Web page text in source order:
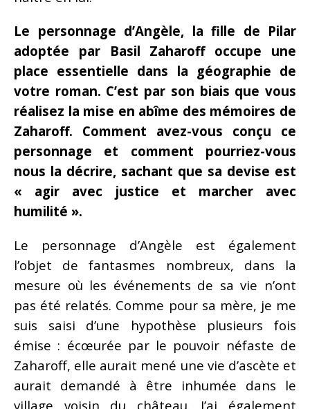
Le personnage d’Angèle, la fille de Pilar
adoptée par Basil Zaharoff occupe une
place essentielle dans la géographie de
votre roman. C’est par son biais que vous
réalisez la mise en abîme des mémoires de
Zaharoff. Comment avez-vous conçu ce
personnage et comment pourriez-vous
nous la décrire, sachant que sa devise est
« agir avec justice et marcher avec
humilité ».
Le personnage d’Angèle est également
l’objet de fantasmes nombreux, dans la
mesure où les événements de sa vie n’ont
pas été relatés. Comme pour sa mère, je me
suis saisi d’une hypothèse plusieurs fois
émise : écœurée par le pouvoir néfaste de
Zaharoff, elle aurait mené une vie d’ascète et
aurait demandé à être inhumée dans le
village voisin du château. J’ai également